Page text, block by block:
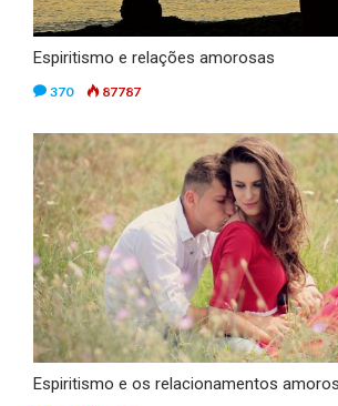
Espiritismo e relações amorosas
370 87787
Espiritismo e os relacionamentos